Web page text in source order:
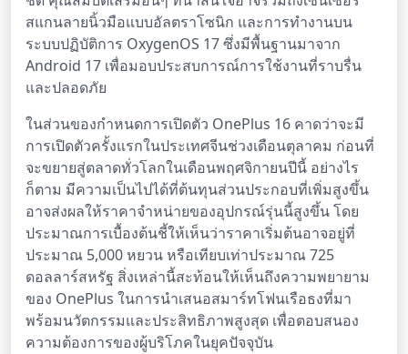
สแกนลายนิ้วมือแบบอัลตราโซนิก และการทำงานบน
ระบบปฏิบัติการ OxygenOS 17 ซึ่งมีพื้นฐานมาจาก
Android 17 เพื่อมอบประสบการณ์การใช้งานที่ราบรื่น
และปลอดภัย
ในส่วนของกำหนดการเปิดตัว OnePlus 16 คาดว่าจะมี
การเปิดตัวครั้งแรกในประเทศจีนช่วงเดือนตุลาคม ก่อนที่
จะขยายสู่ตลาดทั่วโลกในเดือนพฤศจิกายนปีนี้ อย่างไร
ก็ตาม มีความเป็นไปได้ที่ต้นทุนส่วนประกอบที่เพิ่มสูงขึ้น
อาจส่งผลให้ราคาจำหน่ายของอุปกรณ์รุ่นนี้สูงขึ้น โดย
ประมาณการเบื้องต้นชี้ให้เห็นว่าราคาเริ่มต้นอาจอยู่ที่
ประมาณ 5,000 หยวน หรือเทียบเท่าประมาณ 725
ดอลลาร์สหรัฐ สิ่งเหล่านี้สะท้อนให้เห็นถึงความพยายาม
ของ OnePlus ในการนำเสนอสมาร์ทโฟนเรือธงที่มา
พร้อมนวัตกรรมและประสิทธิภาพสูงสุด เพื่อตอบสนอง
ความต้องการของผู้บริโภคในยุคปัจจุบัน